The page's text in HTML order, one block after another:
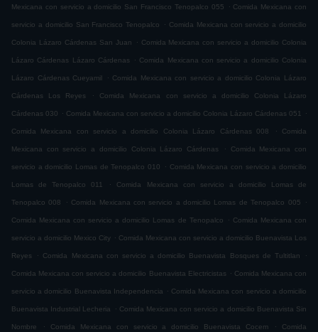
Mexicana con servicio a domicilio San Francisco Tenopalco 055 . Comida Mexicana con
servicio a domicilio San Francisco Tenopalco . Comida Mexicana con servicio a domicilio
Colonia Lázaro Cárdenas San Juan . Comida Mexicana con servicio a domicilio Colonia
Lázaro Cárdenas Lázaro Cárdenas . Comida Mexicana con servicio a domicilio Colonia
Lázaro Cárdenas Cueyamil . Comida Mexicana con servicio a domicilio Colonia Lázaro
Cárdenas Los Reyes . Comida Mexicana con servicio a domicilio Colonia Lázaro
Cárdenas 030 . Comida Mexicana con servicio a domicilio Colonia Lázaro Cárdenas 051 .
Comida Mexicana con servicio a domicilio Colonia Lázaro Cárdenas 008 . Comida
Mexicana con servicio a domicilio Colonia Lázaro Cárdenas . Comida Mexicana con
servicio a domicilio Lomas de Tenopalco 010 . Comida Mexicana con servicio a domicilio
Lomas de Tenopalco 011 . Comida Mexicana con servicio a domicilio Lomas de
Tenopalco 008 . Comida Mexicana con servicio a domicilio Lomas de Tenopalco 005 .
Comida Mexicana con servicio a domicilio Lomas de Tenopalco . Comida Mexicana con
servicio a domicilio Mexico City . Comida Mexicana con servicio a domicilio Buenavista Los
Reyes . Comida Mexicana con servicio a domicilio Buenavista Bosques de Tultitlan .
Comida Mexicana con servicio a domicilio Buenavista Electricistas . Comida Mexicana con
servicio a domicilio Buenavista Independencia . Comida Mexicana con servicio a domicilio
Buenavista Industrial Lecheria . Comida Mexicana con servicio a domicilio Buenavista Sin
Nombre . Comida Mexicana con servicio a domicilio Buenavista Cocem . Comida